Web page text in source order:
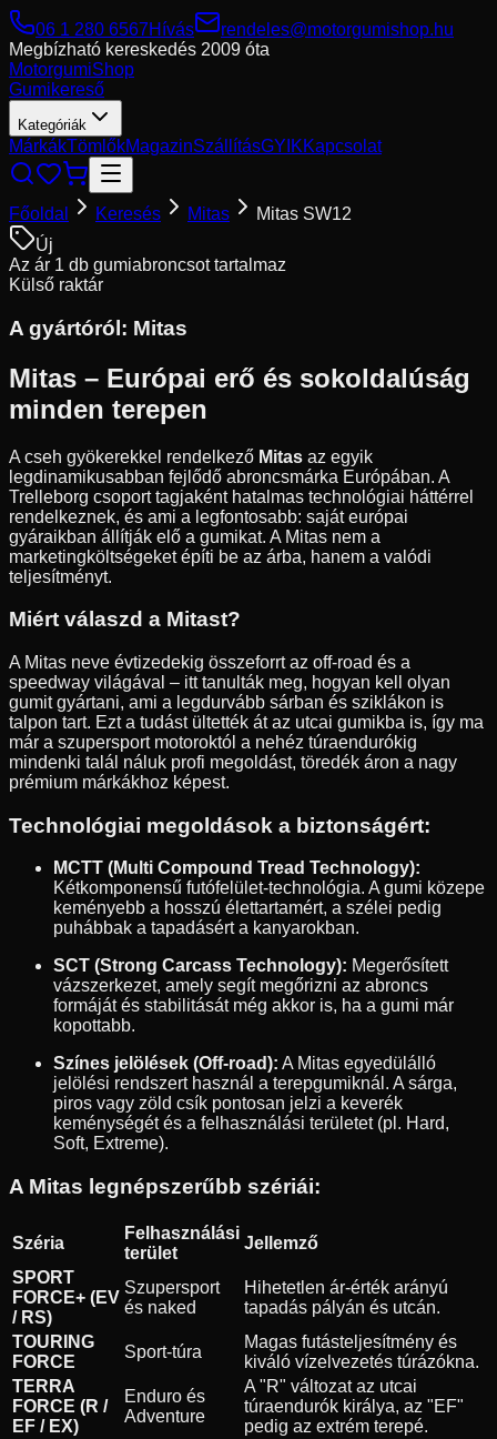
06 1 280 6567Hívás
rendeles@motorgumishop.hu
Megbízható kereskedés 2009 óta
MotorgumiShop
Gumikereső
Kategóriák
MárkákTömlőkMagazinSzállításGYIKKapcsolat
Főoldal Keresés Mitas
Mitas SW12
Új
Az ár 1 db gumiabroncsot tartalmaz
Külső raktár
A gyártóról: Mitas
Mitas – Európai erő és sokoldalúság
minden terepen
A cseh gyökerekkel rendelkező Mitas az egyik
legdinamikusabban fejlődő abroncsmárka Európában. A
Trelleborg csoport tagjaként hatalmas technológiai háttérrel
rendelkeznek, és ami a legfontosabb: saját európai
gyáraikban állítják elő a gumikat. A Mitas nem a
marketingköltségeket építi be az árba, hanem a valódi
teljesítményt.
Miért válaszd a Mitast?
A Mitas neve évtizedekig összeforrt az off-road és a
speedway világával – itt tanulták meg, hogyan kell olyan
gumit gyártani, ami a legdurvább sárban és sziklákon is
talpon tart. Ezt a tudást ültették át az utcai gumikba is, így ma
már a szupersport motoroktól a nehéz túraendurókig
mindenki talál náluk profi megoldást, töredék áron a nagy
prémium márkákhoz képest.
Technológiai megoldások a biztonságért:
MCTT (Multi Compound Tread Technology):
Kétkomponensű futófelület-technológia. A gumi közepe
keményebb a hosszú élettartamért, a szélei pedig
puhábbak a tapadásért a kanyarokban.
SCT (Strong Carcass Technology): Megerősített
vázszerkezet, amely segít megőrizni az abroncs
formáját és stabilitását még akkor is, ha a gumi már
kopottabb.
Színes jelölések (Off-road): A Mitas egyedülálló
jelölési rendszert használ a terepgumiknál. A sárga,
piros vagy zöld csík pontosan jelzi a keverék
keménységét és a felhasználási területet (pl. Hard,
Soft, Extreme).
A Mitas legnépszerűbb szériái:
Széria
Felhasználási
terület
Jellemző
SPORT
FORCE+ (EV
/ RS)
Szupersport
és naked
Hihetetlen ár-érték arányú
tapadás pályán és utcán.
TOURING
FORCE
Sport-túra
Magas futásteljesítmény és
kiváló vízelvezetés túrázókna.
TERRA
FORCE (R /
EF / EX)
Enduro és
Adventure
A "R" változat az utcai
túraendurók királya, az "EF"
pedig az extrém terepé.